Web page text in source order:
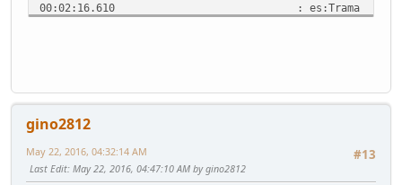
00:02:16.610 : es:Trama
gino2812
#13
May 22, 2016, 04:32:14 AM
Last Edit: May 22, 2016, 04:47:10 AM by gino2812